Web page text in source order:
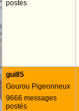
postés
gui85
Gourou Pigeonneux
9666 messages
postés